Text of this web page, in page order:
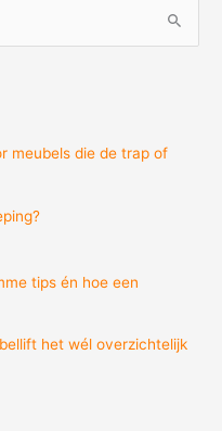
meubels die de trap of
tips én hoe een
het wél overzichtelijk